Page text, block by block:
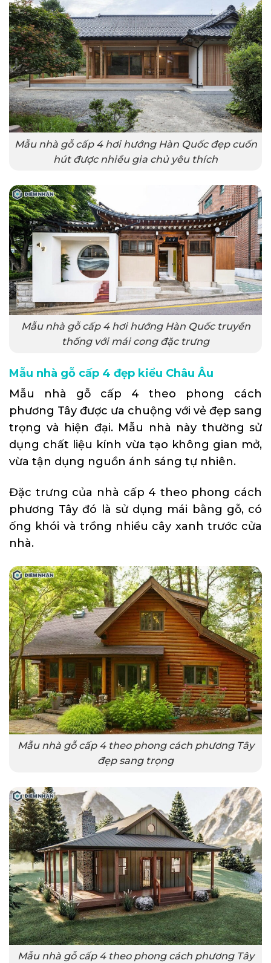
Mẫu nhà gỗ cấp 4 hơi hướng Hàn Quốc đẹp cuốn
hút được nhiều gia chủ yêu thích
Mẫu nhà gỗ cấp 4 hơi hướng Hàn Quốc truyền
thống với mái cong đặc trưng
Mẫu nhà gỗ cấp 4 đẹp kiểu Châu Âu
Mẫu nhà gỗ cấp 4 theo phong cách
phương Tây được ưa chuộng với vẻ đẹp sang
trọng và hiện đại. Mẫu nhà này thường sử
dụng chất liệu kính vừa tạo không gian mở,
vừa tận dụng nguồn ánh sáng tự nhiên.
Đặc trưng của nhà cấp 4 theo phong cách
phương Tây đó là sử dụng mái bằng gỗ, có
ống khói và trồng nhiều cây xanh trước cửa
nhà.
Mẫu nhà gỗ cấp 4 theo phong cách phương Tây
đẹp sang trọng
Mẫu nhà gỗ cấp 4 theo phong cách phương Tây